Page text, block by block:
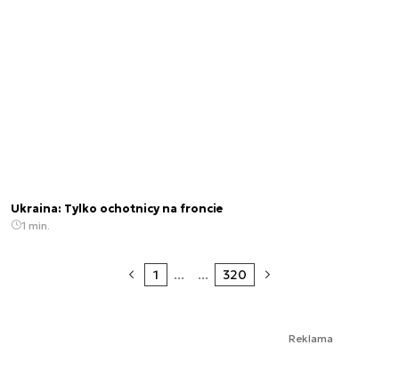
Ukraina: Tylko ochotnicy na froncie
1 min.
1 ... ... 320
Reklama